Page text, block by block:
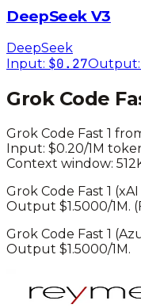
DeepSeek V3
DeepSeek
Input: $0.27Output:
Grok Code
Grok Code Fast 1
Input: $0.20/1M
Context window:
Grok Code Fast 1 (
Output $1.5000/1M.
Grok Code Fast 1 (
Output $1.5000/1M.